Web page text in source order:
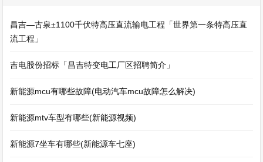
昌吉—古泉±1100千伏特高压直流输电工程「世界第一条特高压直
流工程」
吉电股份招标「昌吉特变电工厂区招聘简介」
新能源mcu有哪些故障(电动汽车mcu故障怎么解决)
新能源mtv车型有哪些(新能源视频)
新能源7坐车有哪些(新能源车七座)